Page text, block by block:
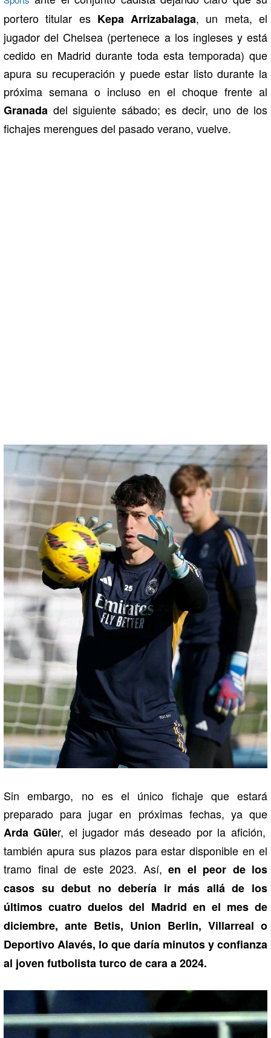
portero titular es Kepa Arrizabalaga, un meta, el
jugador del Chelsea (pertenece a los ingleses y está
cedido en Madrid durante toda esta temporada) que
apura su recuperación y puede estar listo durante la
próxima semana o incluso en el choque frente al
Granada del siguiente sábado; es decir, uno de los
fichajes merengues del pasado verano, vuelve.
Sin embargo, no es el único fichaje que estará
preparado para jugar en próximas fechas, ya que
Arda Güler, el jugador más deseado por la afición,
también apura sus plazos para estar disponible en el
tramo final de este 2023. Así, en el peor de los
casos su debut no debería ir más allá de los
últimos cuatro duelos del Madrid en el mes de
diciembre, ante Betis, Union Berlin, Villarreal o
Deportivo Alavés, lo que daría minutos y confianza
al joven futbolista turco de cara a 2024.